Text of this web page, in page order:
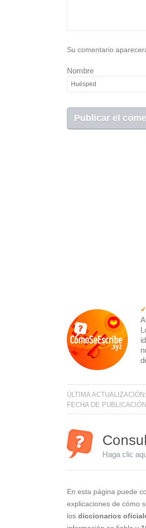
Su comentario
Nombre
ÚLTIMA ACTUALIZACIÓN:
FECHA DE
Haga clic
En esta página puede
explicaciones de cómo
los diccionarios